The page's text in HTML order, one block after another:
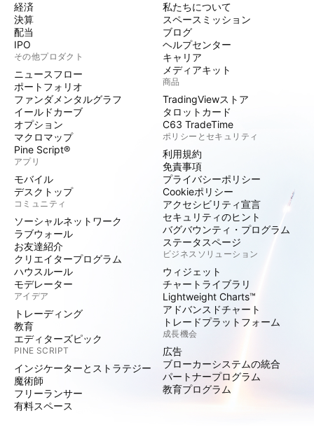
経済
決算
配当
IPO
その他プロダクト
ニュースフロー
ポートフォリオ
ファンダメンタルグラフ
イールドカーブ
オプション
マクロマップ
Pine Script®
アプリ
モバイル
デスクトップ
コミュニティ
ソーシャルネットワーク
ラブウォール
お友達紹介
クリエイタープログラム
ハウスルール
モデレーター
アイデア
トレーディング
教育
エディターズピック
PINE SCRIPT
インジケーターとストラテジー
魔術師
フリーランサー
有料スペース
私たちについて
スペースミッション
ブログ
ヘルプセンター
キャリア
メディアキット
商品
TradingViewストア
タロットカード
C63 TradeTime
ポリシーとセキュリティ
利用規約
免責事項
プライバシーポリシー
Cookieポリシー
アクセシビリティ宣言
セキュリティのヒント
バグバウンティ・プログラム
ステータスページ
ビジネスソリューション
ウィジェット
チャートライブラリ
Lightweight Charts™
アドバンスドチャート
トレードプラットフォーム
成長機会
広告
ブローカーシステムの統合
パートナープログラム
教育プログラム